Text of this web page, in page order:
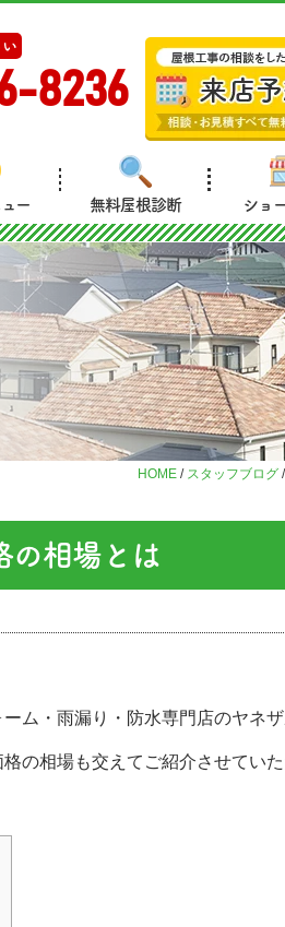
い
8236
ー 無料屋根診断 ショ
HOME / スタッフブログ /
の相場とは
ム・雨漏り・防水専門店のヤネザ
の相場も交えてご紹介させていた